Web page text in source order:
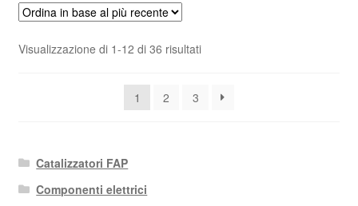
Visualizzazione di 1-12 di 36 risultatiOrdina
1 2 3
Catalizzatori FAP
Componenti elettrici